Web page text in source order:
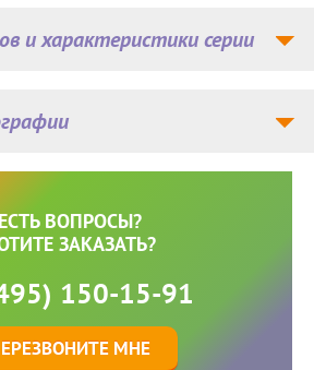
и характеристики серии
ЕСТЬ ВОПРОСЫ?
ЗАКАЗАТЬ?
150-15-91
МНЕ